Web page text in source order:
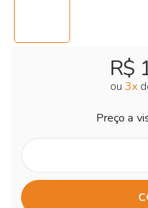
R$
ou 3x
Preço a